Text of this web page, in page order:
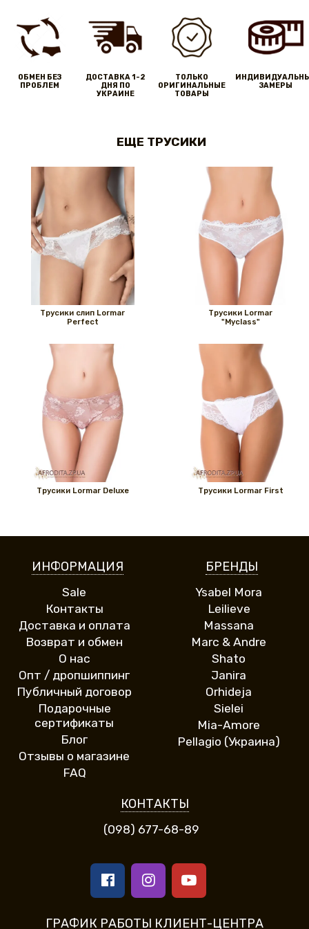
ОБМЕН БЕЗ
ПРОБЛЕМ
ДОСТАВКА 1-2
ДНЯ ПО
УКРАИНЕ
ТОЛЬКО
ОРИГИНАЛЬНЫЕ
ТОВАРЫ
ЗАМЕРЫ
ЕЩЕ ТРУСИКИ
Трусики слип Lormar
Perfect
Трусики Lormar
"Myclass"
Трусики Lormar Deluxe Трусики Lormar First
ИНФОРМАЦИЯ
Sale
Контакты
Доставка и оплата
Возврат и обмен
О нас
Опт / дропшиппинг
Публичный договор
Подарочные
сертификаты
Блог
Отзывы о магазине
FAQ
БРЕНДЫ
Ysabel Mora
Leilieve
Massana
Marc & Andre
Shato
Janira
Orhideja
Sielei
Mia-Amore
Pellagio (Украина)
КОНТАКТЫ
(098) 677-68-89
ГРАФИК РАБОТЫ КЛИЕНТ-ЦЕНТРА